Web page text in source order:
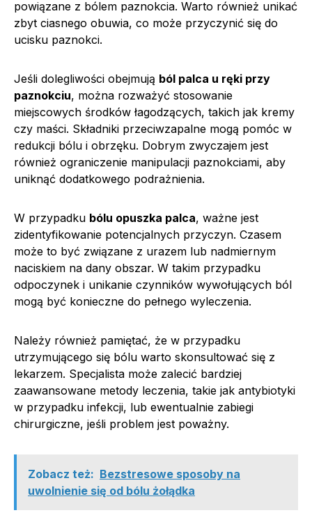
powiązane z bólem paznokcia. Warto również unikać
zbyt ciasnego obuwia, co może przyczynić się do
ucisku paznokci.
Jeśli dolegliwości obejmują ból palca u ręki przy
paznokciu, można rozważyć stosowanie
miejscowych środków łagodzących, takich jak kremy
czy maści. Składniki przeciwzapalne mogą pomóc w
redukcji bólu i obrzęku. Dobrym zwyczajem jest
również ograniczenie manipulacji paznokciami, aby
uniknąć dodatkowego podrażnienia.
W przypadku bólu opuszka palca, ważne jest
zidentyfikowanie potencjalnych przyczyn. Czasem
może to być związane z urazem lub nadmiernym
naciskiem na dany obszar. W takim przypadku
odpoczynek i unikanie czynników wywołujących ból
mogą być konieczne do pełnego wyleczenia.
Należy również pamiętać, że w przypadku
utrzymującego się bólu warto skonsultować się z
lekarzem. Specjalista może zalecić bardziej
zaawansowane metody leczenia, takie jak antybiotyki
w przypadku infekcji, lub ewentualnie zabiegi
chirurgiczne, jeśli problem jest poważny.
Zobacz też: Bezstresowe sposoby na
uwolnienie się od bólu żołądka